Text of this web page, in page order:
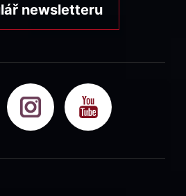
newsletteru